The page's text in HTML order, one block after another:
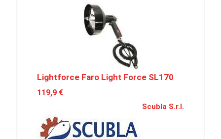
Lightforce Faro Light Force SL170
119,9 €
Scubla S.r.l.